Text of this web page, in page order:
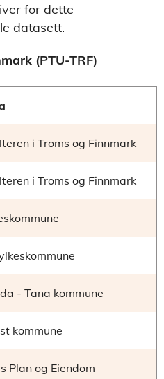
for dette
datasett.
(PTU-TRF)
i Troms og Finnmark
i Troms og Finnmark
- Tana kommune
kommune
Plan og Eiendom